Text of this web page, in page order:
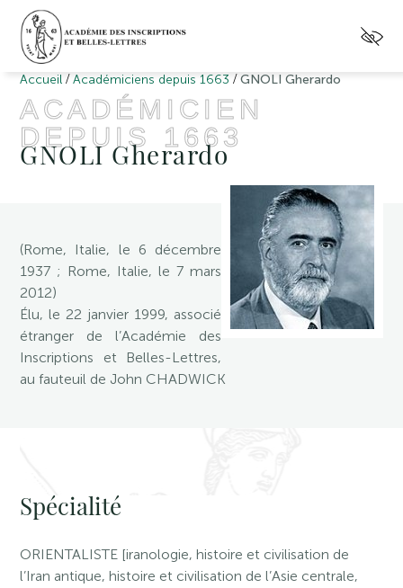
Accueil /Académiciens depuis 1663 /GNOLI Gherardo
ACADÉMICIEN
DEPUIS 1663
GNOLI Gherardo
(Rome, Italie, le 6 décembre
1937 ; Rome, Italie, le 7 mars
2012)
Élu, le 22 janvier 1999, associé
étranger de l’Académie des
Inscriptions et Belles-Lettres,
au fauteuil de John CHADWICK
Spécialité
ORIENTALISTE [iranologie, histoire et civilisation de
l’Iran antique, histoire et civilisation de l’Asie centrale,